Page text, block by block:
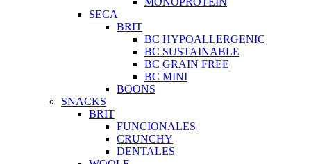
SECA
BRIT
BC HYPOALLERGENIC
BC SUSTAINABLE
BC GRAIN FREE
BC MINI
BOONS
SNACKS
BRIT
FUNCIONALES
CRUNCHY
DENTALES